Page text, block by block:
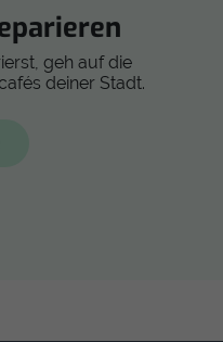
geh auf die
deiner Stadt.